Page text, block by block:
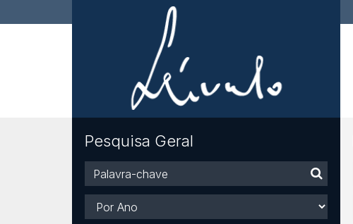
Pesquisa Geral
Palavra-
chave
Ano